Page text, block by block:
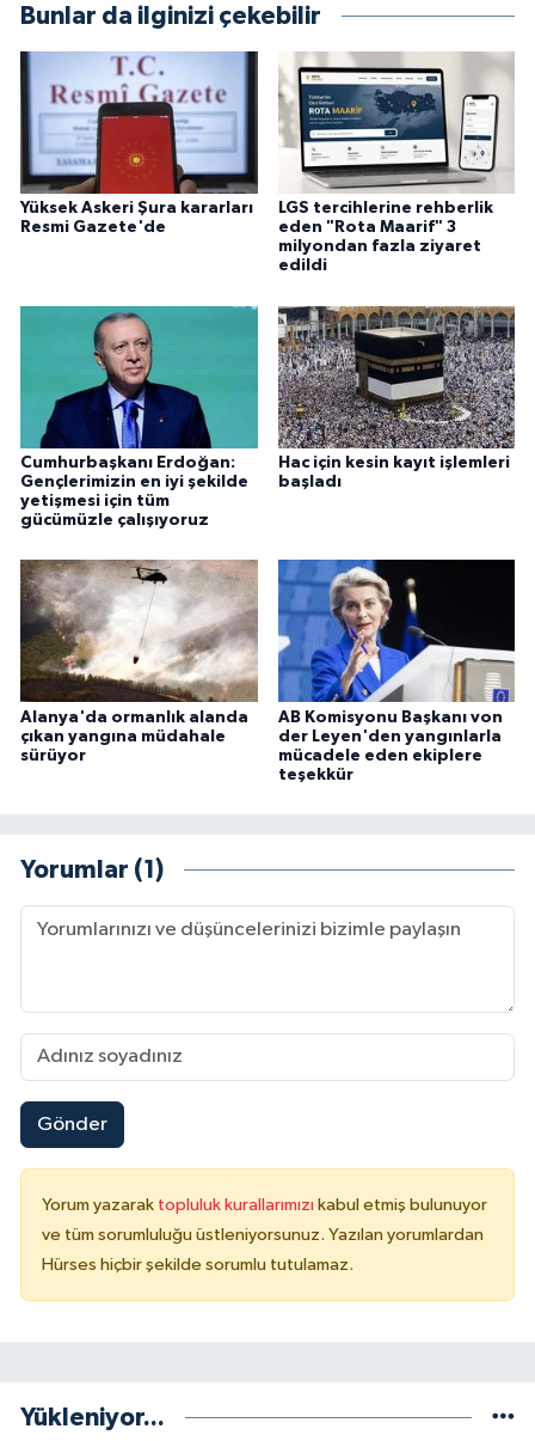
Bunlar da ilginizi çekebilir
Yüksek Askeri Şura kararları
Resmi Gazete'de
LGS tercihlerine rehberlik
eden "Rota Maarif" 3
milyondan fazla ziyaret
edildi
Cumhurbaşkanı Erdoğan:
Gençlerimizin en iyi şekilde
yetişmesi için tüm
gücümüzle çalışıyoruz
Hac için kesin kayıt işlemleri
başladı
Alanya'da ormanlık alanda
çıkan yangına müdahale
sürüyor
AB Komisyonu Başkanı von
der Leyen'den yangınlarla
mücadele eden ekiplere
teşekkür
Yorumlar (1)
Gönder
Yorum yazarak topluluk kurallarımızı kabul etmiş bulunuyor
ve tüm sorumluluğu üstleniyorsunuz. Yazılan yorumlardan
Hürses hiçbir şekilde sorumlu tutulamaz.
Yükleniyor...